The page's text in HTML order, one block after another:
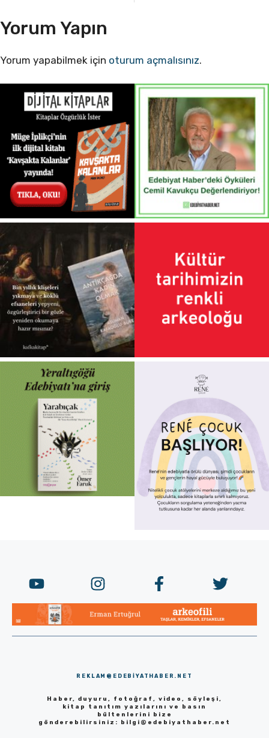
Yorum Yapın
Yorum yapabilmek için oturum açmalısınız.
REKLAM@EDEBIYATHABER.NET
Haber, duyuru, fotoğraf, video, söyleşi,
kitap tanıtım yazılarını ve basın
bültenlerini bize
gönderebilirsiniz: bilgi@edebiyathaber.net